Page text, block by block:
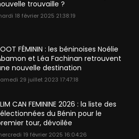
trouvaille ?
18 février 2025 21:38:19
FÉMININ : les béninoises Noélie
et Léa Fachinan retrouvent
nouvelle destination
29 juillet 2023 17:47:18
CAN FEMININE 2026 : la liste des
du Bénin pour le
tour, dévoilée
19 février 2025 16:04:26